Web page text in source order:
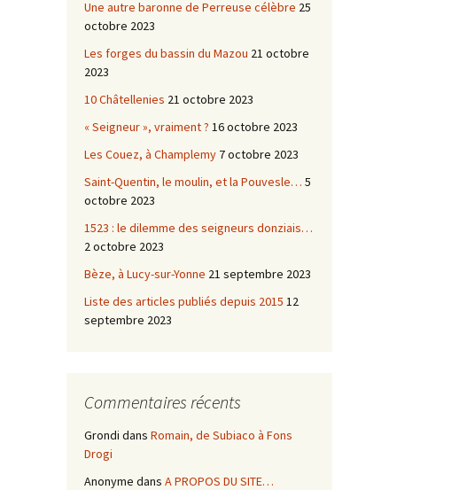
Une autre baronne de Perreuse célèbre 25
octobre 2023
Les forges du bassin du Mazou 21 octobre
2023
10 Châtellenies 21 octobre 2023
« Seigneur », vraiment ? 16 octobre 2023
Les Couez, à Champlemy 7 octobre 2023
Saint-Quentin, le moulin, et la Pouvesle… 5
octobre 2023
1523 : le dilemme des seigneurs donziais…
2 octobre 2023
Bèze, à Lucy-sur-Yonne 21 septembre 2023
Liste des articles publiés depuis 2015 12
septembre 2023
Commentaires récents
Grondi dans Romain, de Subiaco à Fons
Drogi
Anonyme dans A PROPOS DU SITE…